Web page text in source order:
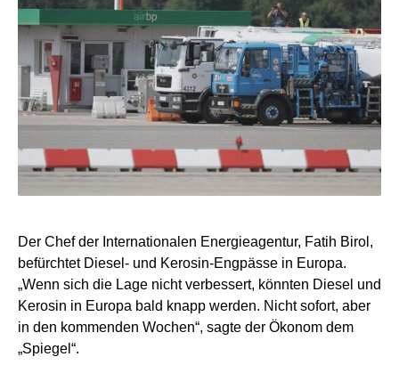
Der Chef der Internationalen Energieagentur, Fatih Birol,
befürchtet Diesel- und Kerosin-Engpässe in Europa.
„Wenn sich die Lage nicht verbessert, könnten Diesel und
Kerosin in Europa bald knapp werden. Nicht sofort, aber
in den kommenden Wochen“, sagte der Ökonom dem
„Spiegel“.